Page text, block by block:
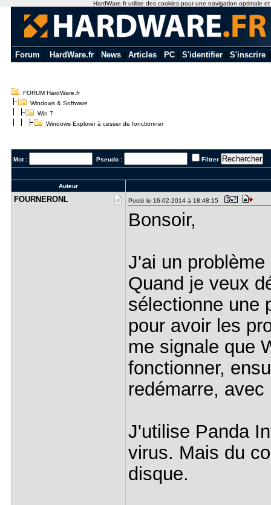
Forum HardWare.fr News Articles PC S'identifier S'inscrire
FORUM HardWare.fr
Windows & Software
Win 7
Windows Explorer à cesser de fonctionner
Mot : Pseudo : Filtrer
Auteur
FOURNERONL Posté le 16-02-2014 à 18:48:15
Bonsoir,
J'ai un
Quand je veux
sélectionne une
pour avoir les
me signale que
fonctionner,
redémarre,
J'utilise Panda
virus. Mais du
disque.
HardWare.fr utilise des cookies pour une navigation optimale